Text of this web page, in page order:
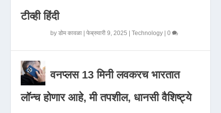
टीव्ही हिंदी
byडोम कावळा |फेब्रुवारी 9, 2025 |Technology |0
वनप्लस 13 मिनी लवकरच भारतात
लॉन्च होणार आहे, मी तपशील, धानसी वैशिष्ट्ये